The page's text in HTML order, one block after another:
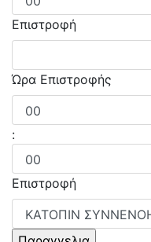
Επιστροφή
Ώρα Επιστροφής
:
Επιστροφή